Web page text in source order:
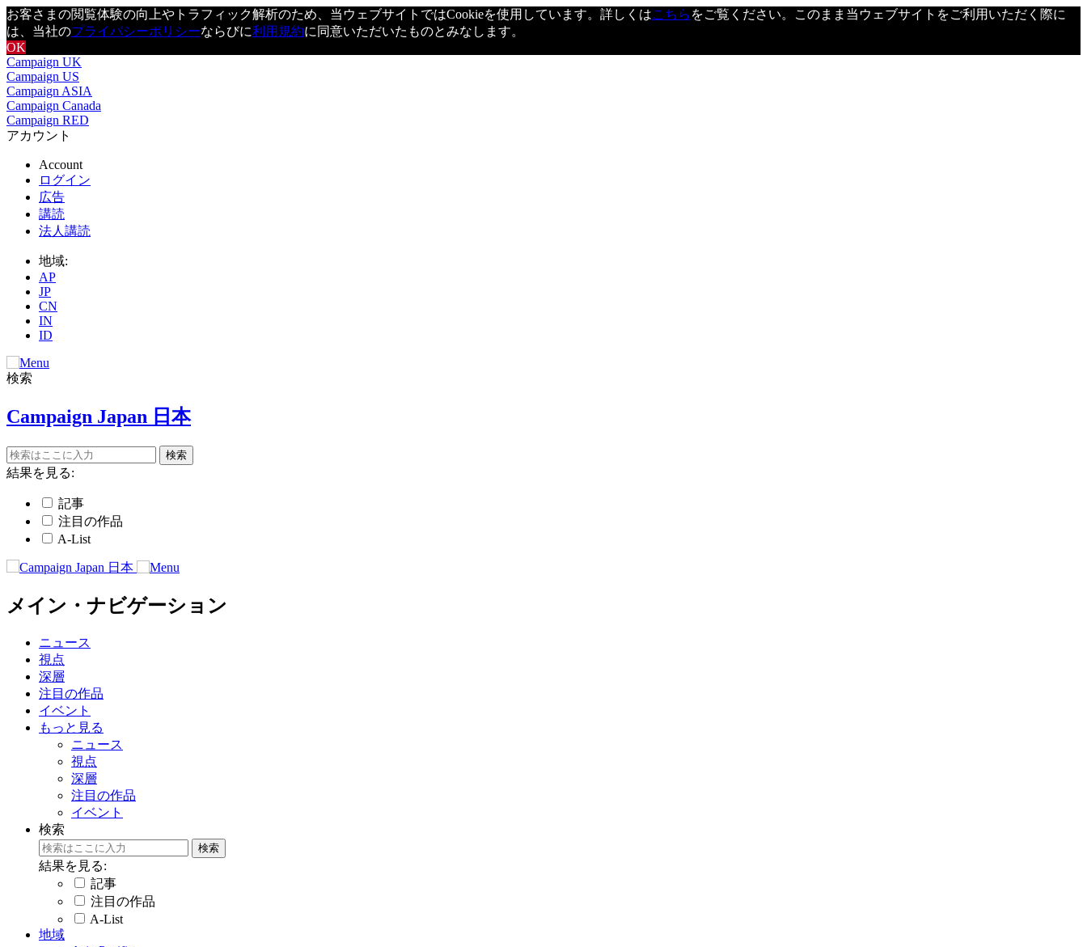
お客さまの閲覧体験の向上やトラフィック解析のため、当ウェブサイトではCookieを使用しています。詳しくはこちら をご覧ください。このまま当ウェブサイトをご利用いただく際に
は、当社のプライバシーポリシーならびに利用規約に同意いただいたものとみなします。
OK
Campaign UK
Campaign US
Campaign ASIA
Campaign Canada
Campaign RED
アカウント
Account
ログイン
広告
講読
法人講読
地域:
AP
JP
CN
IN
ID
検索
Campaign Japan 日本
結果を見る:
記事
注目の作品
A-List
メイン・ナビゲーション
ニュース
視点
深層
注目の作品
イベント
もっと見る
ニュース
視点
深層
注目の作品
イベント
検索
結果を見る:
記事
注目の作品
A-List
地域